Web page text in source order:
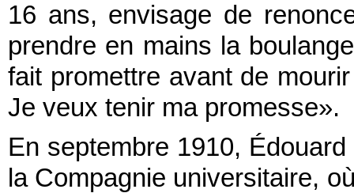
16 ans, envisage de
prendre en mains la
fait promettre avant de
Je veux tenir ma promesse».
En septembre 1910,
la Compagnie universitaire,